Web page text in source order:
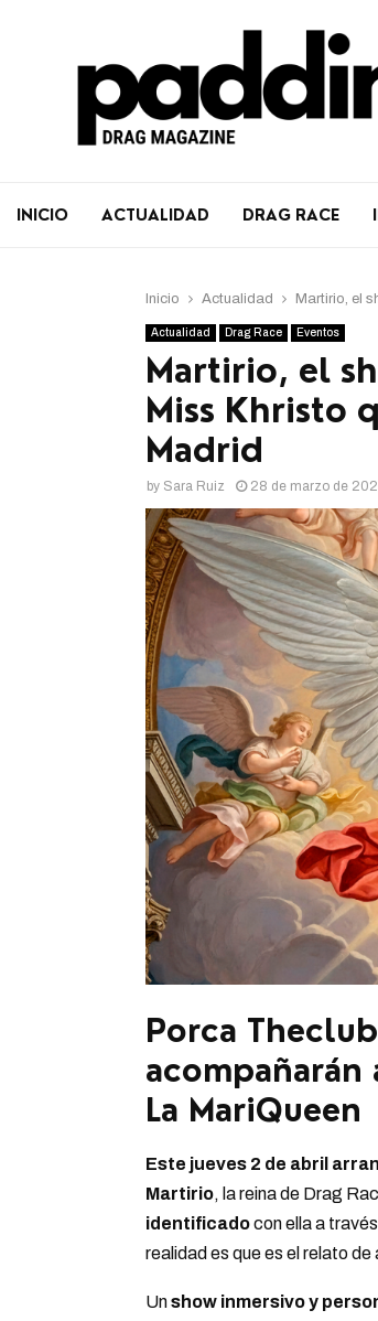
INICIO ACTUALIDAD DRAG RACE
Inicio Actualidad Martirio, el
Actualidad Drag Race Eventos
Martirio, el
Miss Khristo
Madrid
by Sara Ruiz 28 de marzo de
Porca
acompañarán
La MariQueen
Este jueves 2 de abril
Martirio, la reina de Drag
identificadocon ella a
realidad es que es el relato de
Unshow inmersivo y